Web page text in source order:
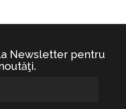
Newsletter pentru